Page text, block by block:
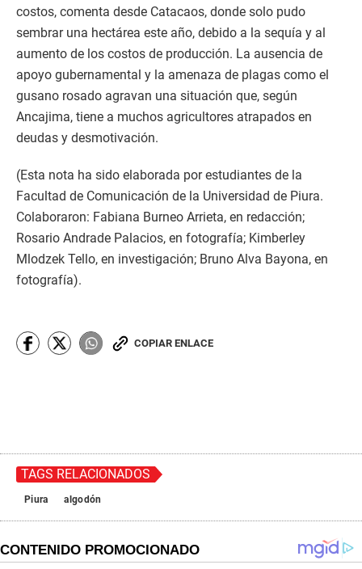
costos, comenta desde Catacaos, donde solo pudo
sembrar una hectárea este año, debido a la sequía y al
aumento de los costos de producción. La ausencia de
apoyo gubernamental y la amenaza de plagas como el
gusano rosado agravan una situación que, según
Ancajima, tiene a muchos agricultores atrapados en
deudas y desmotivación.
(Esta nota ha sido elaborada por estudiantes de la
Facultad de Comunicación de la Universidad de Piura.
Colaboraron: Fabiana Burneo Arrieta, en redacción;
Rosario Andrade Palacios, en fotografía; Kimberley
Mlodzek Tello, en investigación; Bruno Alva Bayona, en
fotografía).
COPIAR ENLACE
TAGS RELACIONADOS
Piura algodón